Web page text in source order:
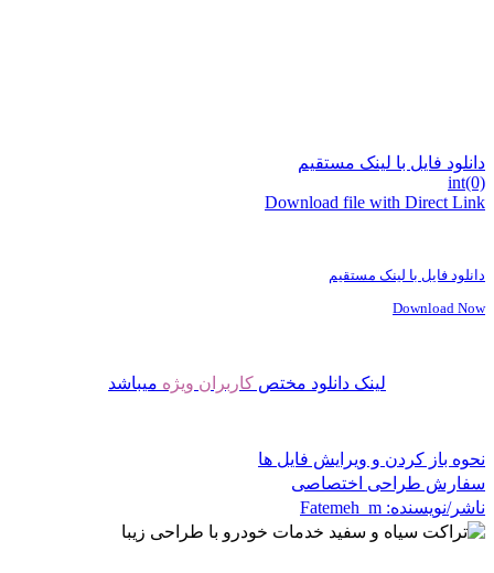
دانلود فایل با لینک مستقیم
int(0)
Download file with Direct Link
دانلود فایل با لینک مستقیم
Download Now
لینک دانلود مختص کاربران ویژه میباشد
نحوه باز کردن و ویرایش فایل ها
سفارش طراحی اختصاصی
ناشر/نویسنده: Fatemeh_m